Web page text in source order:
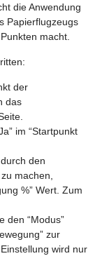
die Anwendung
Papierflugzeugs
macht.
der
das
im “Startpunkt
den
machen,
%” Wert. Zum
den “Modus”
zur
wird nur